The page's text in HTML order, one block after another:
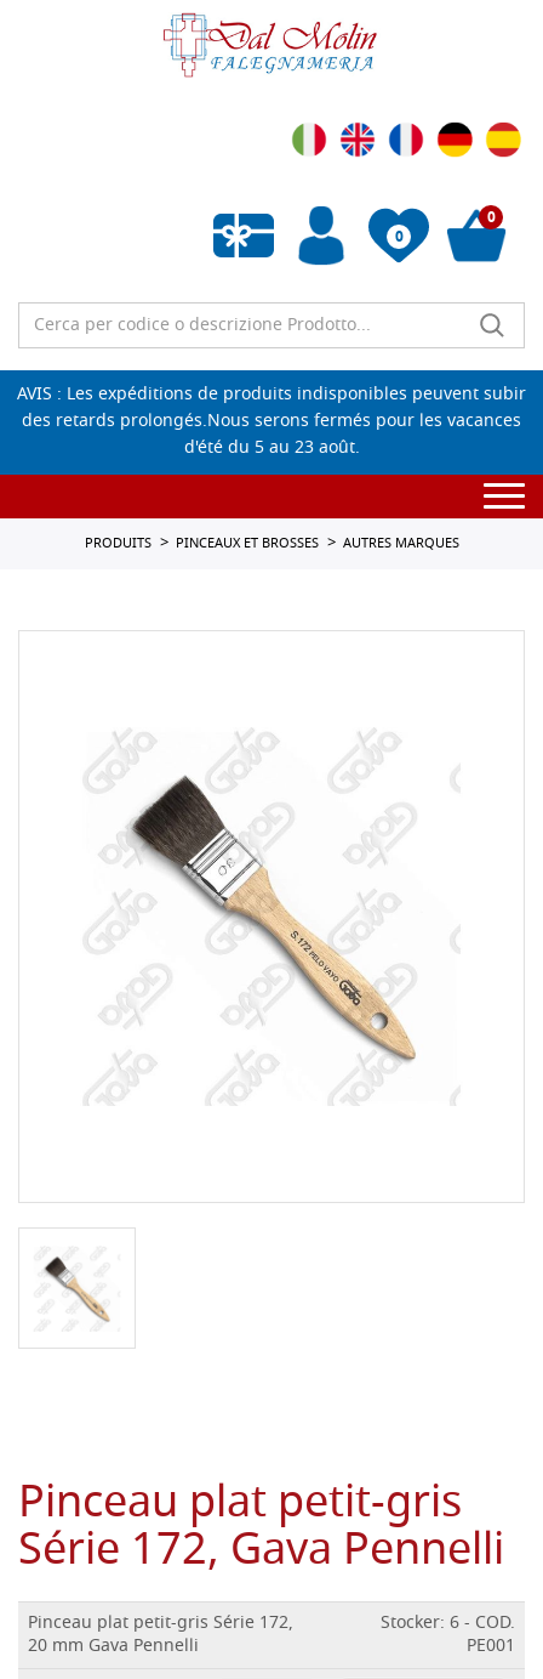
0
Liste de souhaits vide
0
AVIS : Les expéditions de produits indisponibles peuvent subir
des retards prolongés.Nous serons fermés pour les vacances
d'été du 5 au 23 août.
PRODUITS PINCEAUX ET BROSSES AUTRES MARQUES
Pinceau plat petit-gris
Série 172, Gava Pennelli
Pinceau plat petit-gris Série 172,
20 mm Gava Pennelli
Stocker: 6 - COD.
PE001